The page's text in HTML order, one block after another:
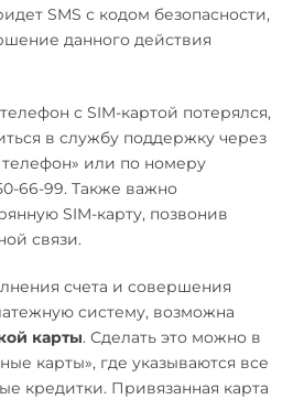
SMS с кодом безопасности,
данного действия
с SIM-картой потерялся,
в службу поддержку через
телефон» или по номеру
66-99. Также важно
SIM-карту, позвонив
связи.
счета и совершения
систему, возможна
карты. Сделать это можно в
карты», где указываются все
кредитки. Привязанная карта